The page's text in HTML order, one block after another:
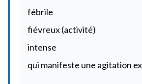
fébrile
fiévreux (activité)
intense
qui manifeste une agitation